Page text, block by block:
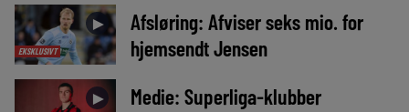
EKSKLUSIVT
►
Afsløring: Afviser seks mio. for
hjemsendt Jensen
►
Medie: Superliga-klubber